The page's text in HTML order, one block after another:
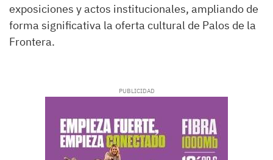
exposiciones y actos institucionales, ampliando de
forma significativa la oferta cultural de Palos de la
Frontera.